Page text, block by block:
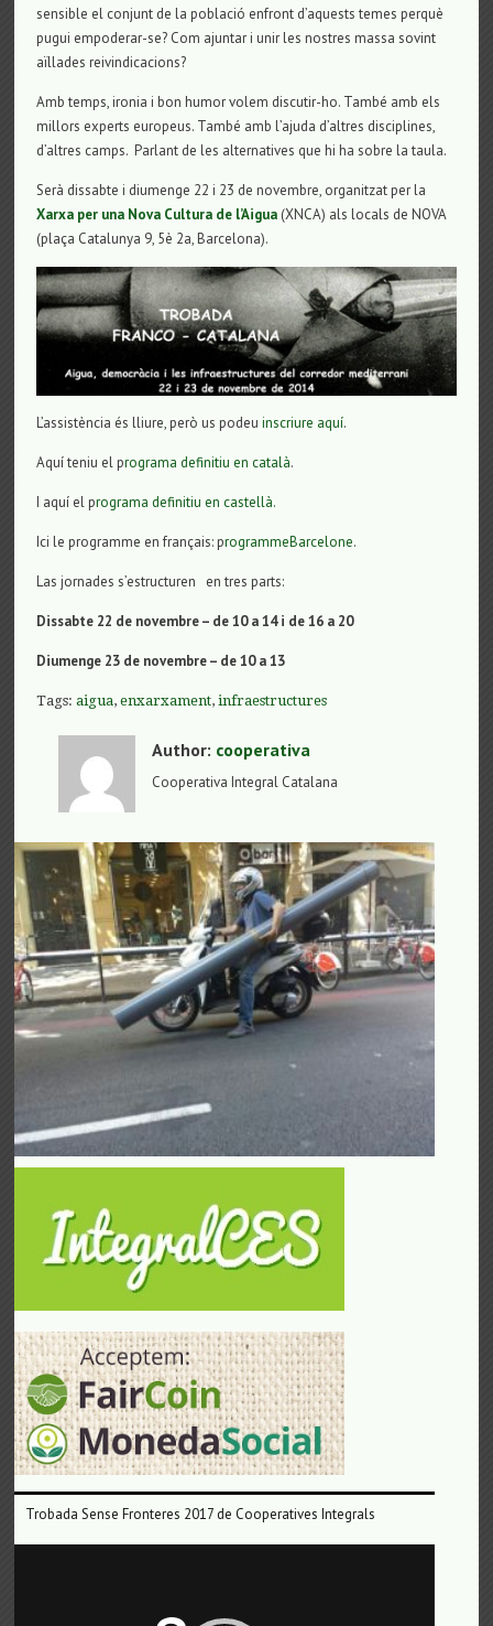
sensible el conjunt de la població enfront d’aquests temes perquè
pugui empoderar-se? Com ajuntar i unir les nostres massa sovint
aïllades reivindicacions?
Amb temps, ironia i bon humor volem discutir-ho. També amb els
millors experts europeus. També amb l’ajuda d’altres disciplines,
d’altres camps. Parlant de les alternatives que hi ha sobre la taula.
Serà dissabte i diumenge 22 i 23 de novembre, organitzat per la
Xarxa per una Nova Cultura de l’Aigua (XNCA) als locals de NOVA
(plaça Catalunya 9, 5è 2a, Barcelona).
L’assistència és lliure, però us podeuinscriure aquí.
Aquí teniu el programa definitiu en català.
I aquí el programa definitiu en castellà.
Ici le programme en français: programmeBarcelone.
Las jornades s’estructuren en tres parts:
Dissabte 22 de novembre – de 10 a 14 i de 16 a 20
Diumenge 23 de novembre – de 10 a 13
Tags:aigua,enxarxament,infraestructures
Author: cooperativa
Cooperativa Integral Catalana
Trobada Sense Fronteres 2017 de Cooperatives Integrals